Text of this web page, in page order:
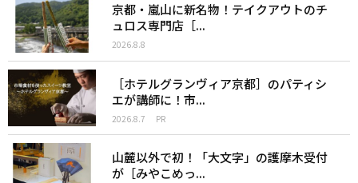
京都・嵐山に新名物！テイクアウトのチ
ュロス専門店［...
2026.8.8
［ホテルグランヴィア京都］のパティシ
エが講師に！市...
2026.8.7 PR
山麓以外で初！「大文字」の護摩木受付
が［みやこめっ...